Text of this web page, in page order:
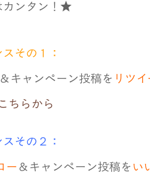
ンタン！★
その１：
＆キャンペーン投稿を リツイ
ちらから
その２：
ー ＆キャンペーン投稿を い